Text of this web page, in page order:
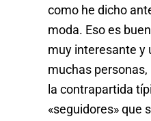
como he dicho
moda. Eso es
muy interesante y
muchas
la contrapartida
«seguidores» que